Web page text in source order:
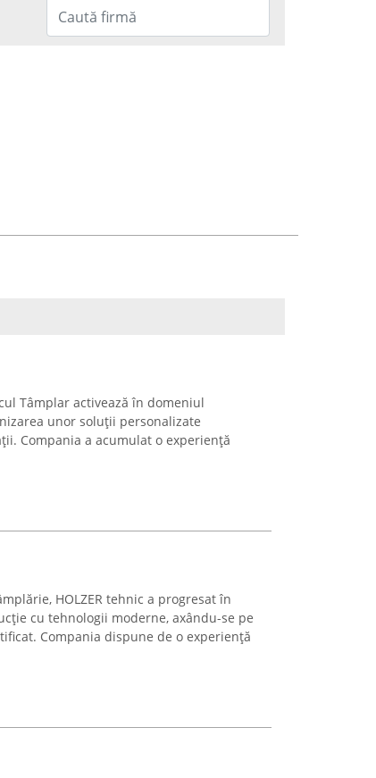
Tâmplar activează în domeniul
unor soluții personalizate
Compania a acumulat o experiență
HOLZER tehnic a progresat în
cu tehnologii moderne, axându-se pe
Compania dispune de o experiență